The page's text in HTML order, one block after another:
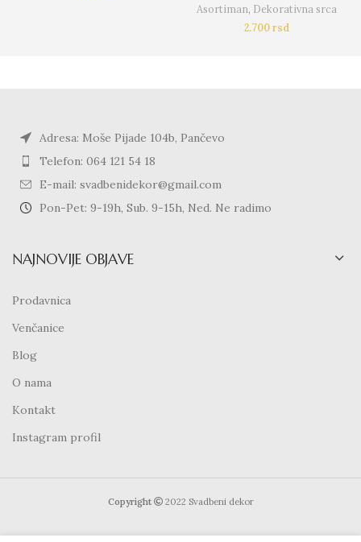
Asortiman, Dekorativna srca
2.700rsd
Adresa: Moše Pijade 104b, Pančevo
Telefon: 064 121 54 18
E-mail: svadbenidekor@gmail.com
Pon-Pet: 9-19h, Sub. 9-15h, Ned. Ne radimo
NAJNOVIJE OBJAVE
Prodavnica
Venčanice
Blog
O nama
Kontakt
Instagram profil
Copyright 2022 Svadbeni dekor